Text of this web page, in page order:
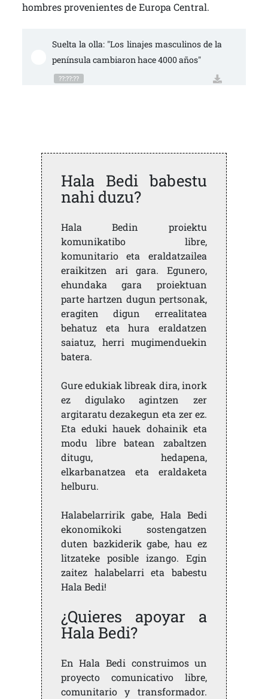
hombres provenientes de Europa Central.
Suelta la olla: "Los linajes masculinos de la
península cambiaron hace 4000 años"
??:??:??
Hala Bedi babestu
nahi duzu?
Hala Bedin proiektu
komunikatibo libre,
komunitario eta eraldatzailea
eraikitzen ari gara. Egunero,
ehundaka gara proiektuan
parte hartzen dugun pertsonak,
eragiten digun errealitatea
behatuz eta hura eraldatzen
saiatuz, herri mugimenduekin
batera.
Gure edukiak libreak dira, inork
ez digulako agintzen zer
argitaratu dezakegun eta zer ez.
Eta eduki hauek dohainik eta
modu libre batean zabaltzen
ditugu, hedapena,
elkarbanatzea eta eraldaketa
helburu.
Halabelarririk gabe, Hala Bedi
ekonomikoki sostengatzen
duten bazkiderik gabe, hau ez
litzateke posible izango. Egin
zaitez halabelarri eta babestu
Hala Bedi!
¿Quieres apoyar a
Hala Bedi?
En Hala Bedi construimos un
proyecto comunicativo libre,
comunitario y transformador.